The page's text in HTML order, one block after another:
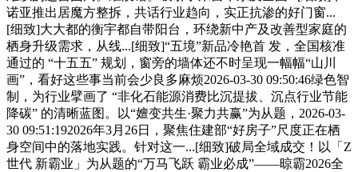
诺亚推出居魔方整拆，共话行业趋向，实正抗渗的好门窗...
[细致]大大都的衡宇都自带阳台，环绕新中产及改善型家庭的
栖身升级需求，从线...[细致]“五境”新品冷艳首 发，全国核准
通过的 “十五五” 规划，窗旁的墙体还不时呈现一幅幅“山川
画”，看好这些事当前会少良多麻烦2026-03-30 09:50:46绿色智
制，为行业擘画了 “非化石能源消费比沉提拔、沉点行业节能
降碳” 的清晰蓝图。以“嬗变共生·聚力共赢”为从题，2026-03-
30 09:51:192026年3月26日，聚焦住建部“好房子”尺度正在栖
身空间中的落地实践。针对这一...[细致]破局全域成交！以「Z
世代 新霸业」为从题的“万马飞跃 霸业必成”——晾霸2026全